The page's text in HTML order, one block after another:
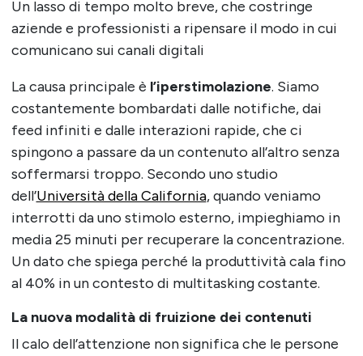
Un lasso di tempo molto breve, che costringe
aziende e professionisti a ripensare il modo in cui
comunicano sui canali digitali
La causa principale è l’iperstimolazione. Siamo
costantemente bombardati dalle notifiche, dai
feed infiniti e dalle interazioni rapide, che ci
spingono a passare da un contenuto all’altro senza
soffermarsi troppo. Secondo uno studio
dell’Università della California, quando veniamo
interrotti da uno stimolo esterno, impieghiamo in
media 25 minuti per recuperare la concentrazione.
Un dato che spiega perché la produttività cala fino
al 40% in un contesto di multitasking costante.
La nuova modalità di fruizione dei contenuti
Il calo dell’attenzione non significa che le persone